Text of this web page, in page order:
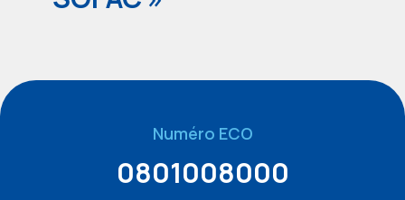
Numéro ECO
0801008000